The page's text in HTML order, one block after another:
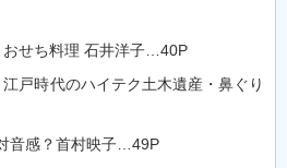
せち料理 石井洋子…40P
戸時代のハイテク土木遺産・鼻ぐり
音感？首村映子…49P